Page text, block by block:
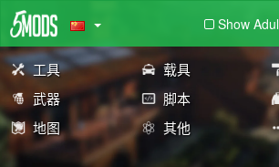
Show
工具 载具
武器
脚本
地图
其他